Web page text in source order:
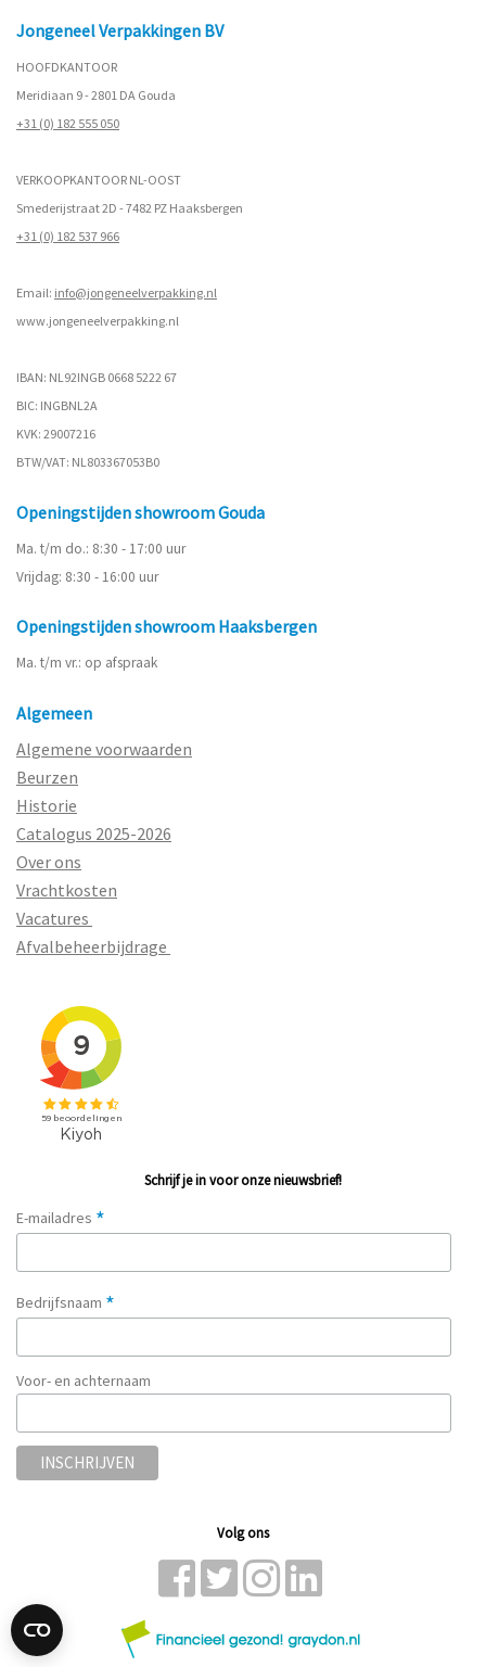
Jongeneel Verpakkingen BV
HOOFDKANTOOR
Meridiaan 9 - 2801 DA Gouda
+31 (0) 182 555 050
VERKOOPKANTOOR NL-OOST
Smederijstraat 2D - 7482 PZ Haaksbergen
+31 (0) 182 537 966
Email: info@jongeneelverpakking.nl
www.jongeneelverpakking.nl
IBAN: NL92INGB 0668 5222 67
BIC: INGBNL2A
KVK: 29007216
BTW/VAT: NL803367053B0
Openingstijden showroom Gouda
Ma. t/m do.: 8:30 - 17:00 uur
Vrijdag: 8:30 - 16:00 uur
Openingstijden showroom Haaksbergen
Ma. t/m vr.: op afspraak
Algemeen
Algemene voorwaarden
Beurzen
Historie
Catalogus 2025-2026
Over ons
Vrachtkosten
Vacatures
Afvalbeheerbijdrage
Schrijf je in voor onze nieuwsbrief!
E-mailadres *
Bedrijfsnaam *
Voor- en achternaam
Volg ons